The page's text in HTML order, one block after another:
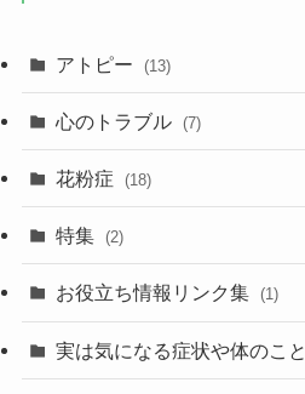
アトピー (13)
心のトラブル (7)
花粉症 (18)
特集 (2)
お役立ち情報リンク集 (1)
実は気になる症状や体のこと